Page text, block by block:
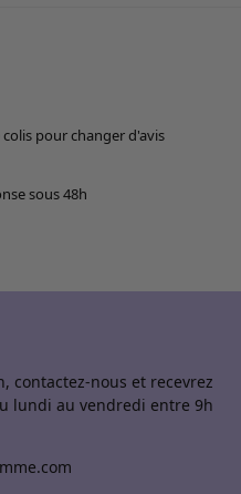
pour changer d'avis
sous 48h
contactez-nous et recevrez
lundi au vendredi entre 9h